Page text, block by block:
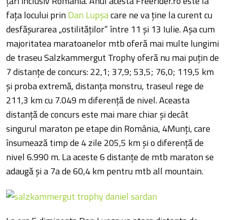
faţa locului prinDan Lupşacare ne va ţine la curent cu
desfăşurarea „ostilităţilor” între 11 şi 13 Iulie. Aşa cum
majoritatea maratoanelor mtb oferă mai multe lungimi
de traseu Salzkammergut Trophy oferă nu mai puţin de
7 distanţe de concurs: 22,1; 37,9; 53,5; 76,0; 119,5 km
şi proba extremă, distanţa monstru, traseul rege de
211,3 km cu 7.049 m diferenţă de nivel. Aceasta
distanţă de concurs este mai mare chiar şi decât
singurul maraton pe etape din România, 4Munţi, care
însumează timp de 4 zile 205,5 km şi o diferenţă de
nivel 6.990 m. La aceste 6 distanţe de mtb maraton se
adaugă şi a 7a de 60,4 km pentru mtb all mountain.